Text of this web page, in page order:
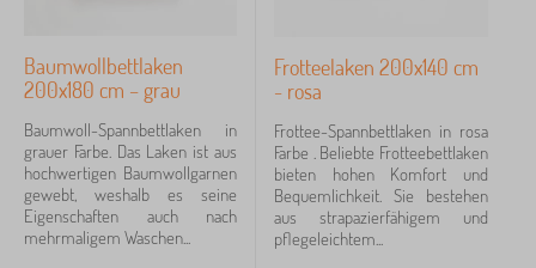
Baumwollbettlaken
200x180 cm – grau
Baumwoll-Spannbettlaken in
grauer Farbe. Das Laken ist aus
hochwertigen Baumwollgarnen
gewebt, weshalb es seine
Eigenschaften auch nach
mehrmaligem Waschen...
Frotteelaken 200x140 cm
- rosa
Frottee-Spannbettlaken in rosa
Farbe . Beliebte Frotteebettlaken
bieten hohen Komfort und
Bequemlichkeit. Sie bestehen
aus strapazierfähigem und
pflegeleichtem...